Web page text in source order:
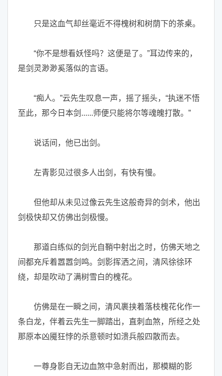
只是这血气却丝毫近不得槐树和树荫下的茶桌。
“你不是想看妖怪吗？这便是了。”耳边传来的，
是剑灵渺渺奚落似的言语。
“痴人。”云先生叹息一声，摇了摇头，“执迷不悟
至此，那今日本剑......师便只能将尔等魂魄打散。”
说话间，他已出剑。
左青影见过很多人出剑，有快有慢。
但他却从未见过像云先生这般奇异的剑术，他出
剑极快却又仿佛出剑极慢。
那道白练似的剑光自鞘中射出之时，仿佛天地之
间都充斥着嚣嚣剑鸣。剑影挥洒之间，清风徐徐环
绕，却是吹动了满树雪白的槐花。
仿佛是在一瞬之间，清风裹挟着落枝槐花化作一
条白龙，伴着云先生一脚踏出，直刺血煞，所经之处
那原本凶魇狂悖的杀意顿时如溃兵般四散而去。
一尊身影自无边血煞中急射而出，那模糊的影